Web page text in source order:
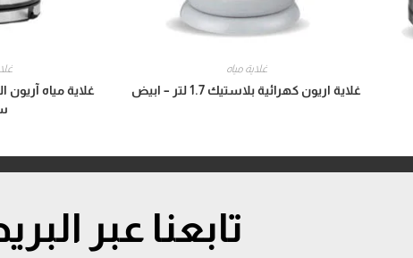
غلاية مياه
غلاية اريون كهرائية بلاستيك 1.7 لتر – ابيض
غلاية مياه آريون
تابعنا عبر